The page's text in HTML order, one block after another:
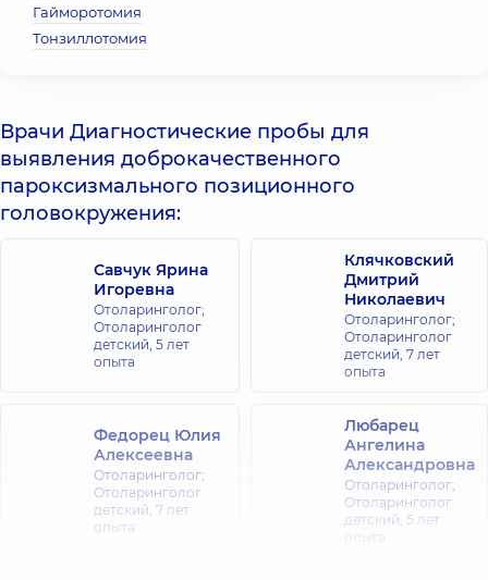
Гайморотомия
Тонзиллотомия
Врачи Диагностические пробы для
выявления доброкачественного
пароксизмального позиционного
головокружения:
Савчук Ярина
Игоревна
Отоларинголог;
Отоларинголог
детский, 5 лет
опыта
Клячковский
Дмитрий
Николаевич
Отоларинголог;
Отоларинголог
детский, 7 лет
опыта
Федорец Юлия
Алексеевна
Отоларинголог;
Отоларинголог
детский, 7 лет
опыта
Любарец
Ангелина
Александровна
Отоларинголог;
Отоларинголог
детский, 5 лет
опыта